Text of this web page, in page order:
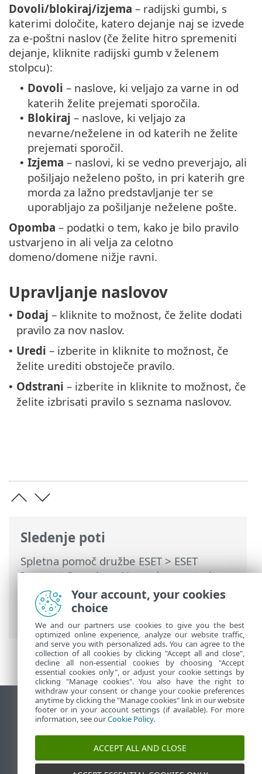
Sledenje poti
Spletna pomoč družbe ESET>ESET
Internet Security>Napredne nastavitve
Zaščite >Zaščita e-poštnega odjemalca
Upravljanje seznamov naslovov
Seznami naslovov
Dovoli/blokiraj/izjema – radijski gumbi, s
katerimi določite, katero dejanje naj se izvede
za e-poštni naslov (če želite hitro spremeniti
dejanje, kliknite radijski gumb v želenem
stolpcu):
• Dovoli – naslove, ki veljajo za varne in od
katerih želite prejemati sporočila.
• Blokiraj – naslove, ki veljajo za
nevarne/neželene in od katerih ne želite
prejemati sporočil.
• Izjema – naslovi, ki se vedno preverjajo, ali
pošiljajo neželeno pošto, in pri katerih gre
morda za lažno predstavljanje ter se
uporabljajo za pošiljanje neželene pošte.
Opomba – podatki o tem, kako je bilo pravilo
ustvarjeno in ali velja za celotno
domeno/domene nižje ravni.
Upravljanje naslovov
• Dodaj – kliknite to možnost, če želite dodati
pravilo za nov naslov.
• Uredi – izberite in kliknite to možnost, če
želite urediti obstoječe pravilo.
• Odstrani – izberite in kliknite to možnost, če
želite izbrisati pravilo s seznama naslovov.
Prikaz mesta na namizju
End of Life
Zbirka znanja družbe ESET
Forum družbe ESET
ESET Status Portal
Your account, your cookies
choice
We and our partners use cookies to give you the best
optimized online experience, analyze our website traffic,
and serve you with personalized ads. You can agree to the
collection of all cookies by clicking "Accept all and close",
decline all non-essential cookies by choosing "Accept
essential cookies only", or adjust your cookie settings by
clicking "Manage cookies". You also have the right to
withdraw your consent or change your cookie preferences
anytime by clicking the "Manage cookies" link in our website
footer or in your account settings (if available). For more
information, see ourCookie Policy.
ACCEPT ALL AND CLOSE